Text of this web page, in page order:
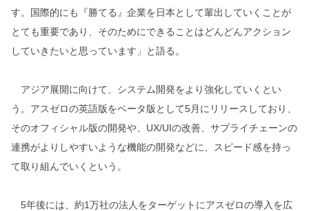
す。国際的にも『勝てる』企業を日本として輩出していくことが
とても重要であり、そのためにできることはどんどんアクション
していきたいと思っています」と語る。
アジア展開に向けて、システム開発をより強化していくとい
う。アスゼロの英語版をベータ版として5月にリリースしており、
そのオフィシャル版の開発や、UX/UIの改善、サプライチェーンの
連携がよりしやすいような機能の開発などに、スピード感を持っ
て取り組んでいくという。
5年後には、約1万社の法人をターゲットにアスゼロの導入を広